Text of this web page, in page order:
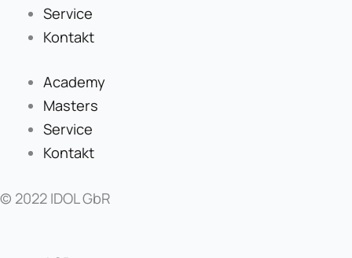
Service
Kontakt
Academy
Masters
Service
Kontakt
© 2022 IDOL GbR